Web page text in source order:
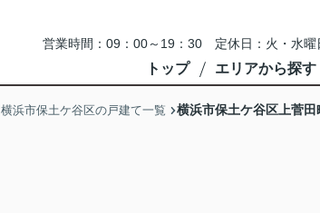
営業時間：09：00～19：30 定休日：火・水
トップ エリアから探す
横浜市保土ケ谷区の戸建て一覧 横浜市保土ケ谷区上菅